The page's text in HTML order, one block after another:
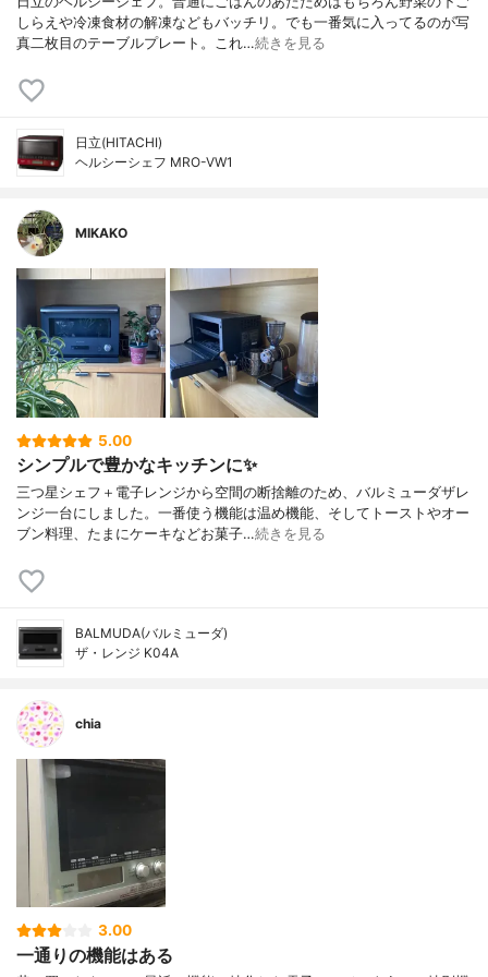
しらえや冷凍食材の解凍などもバッチリ。でも一番気に入ってるのが写
真二枚目のテーブルプレート。これ…続きを見る
日立(HITACHI)
ヘルシーシェフ MRO-VW1
MIKAKO
5.00
シンプルで豊かなキッチンに✨
三つ星シェフ＋電子レンジから空間の断捨離のため、バルミューダザレ
ンジ一台にしました。一番使う機能は温め機能、そしてトーストやオー
ブン料理、たまにケーキなどお菓子…続きを見る
BALMUDA(バルミューダ)
ザ・レンジ K04A
chia
3.00
一通りの機能はある